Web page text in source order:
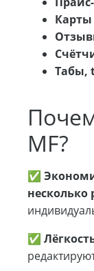
Карты
Табы,
MF?
✅
несколько
✅